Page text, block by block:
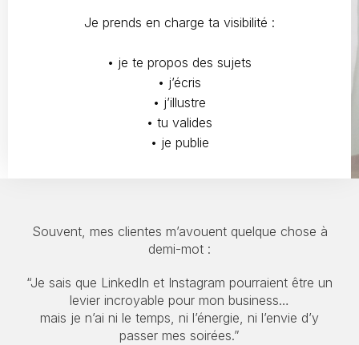
Je prends en charge ta visibilité :
• je te propos des sujets
• j’écris
• j’illustre
• tu valides
• je publie
Souvent, mes clientes m’avouent quelque chose à
demi-mot :
“Je sais que LinkedIn et Instagram pourraient être un
levier incroyable pour mon business…
mais je n’ai ni le temps, ni l’énergie, ni l’envie d’y
passer mes soirées.”